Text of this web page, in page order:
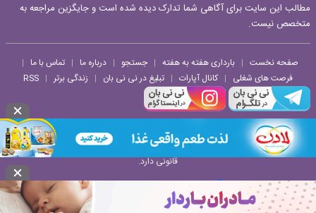
مطالب این سایت برای آگاهی شما تدارک دیده شده است و جایگزین مراجعه به
متخصص نیست.
صفحه نخست | بارداری هفته به هفته | جستجو | درباره ما | تماس با ما |
فرصت های شغلی | کانال آپارات | تبلیغ در نی نی بان | زندگی برتر |
RSS
هرگونه استفاده از مطالب و تصاویر و ویدئوهای وب سایت نی نی بان حتی با ذکر منبع پیگرد
قانونی دارد.
طراحی سایت خبری و خبرگزاری آسام